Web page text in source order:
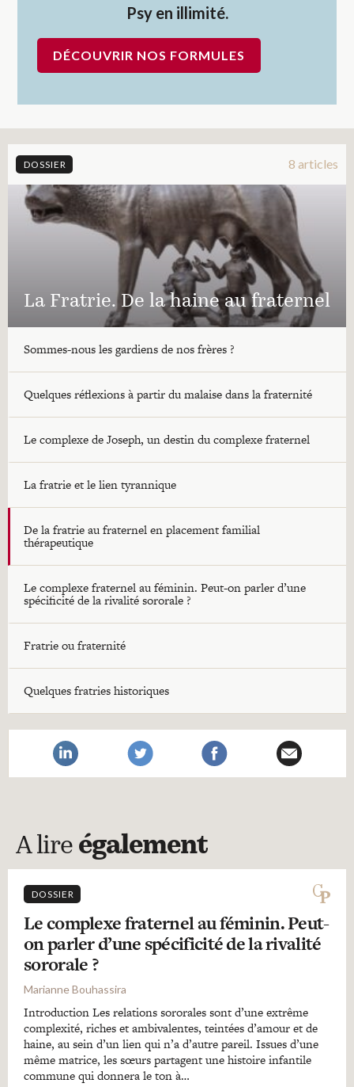
Psy en illimité.
DÉCOUVRIR NOS FORMULES
DOSSIER 8 articles
La Fratrie. De la haine au fraternel
Sommes-nous les gardiens de nos frères ?
Quelques réflexions à partir du malaise dans la fraternité
Le complexe de Joseph, un destin du complexe fraternel
La fratrie et le lien tyrannique
De la fratrie au fraternel en placement familial
thérapeutique
Le complexe fraternel au féminin. Peut-on parler d’une
spécificité de la rivalité sororale ?
Fratrie ou fraternité
Quelques fratries historiques
A lire également
DOSSIER
Le complexe fraternel au féminin. Peut-
on parler d’une spécificité de la rivalité
sororale ?
Marianne Bouhassira
Introduction Les relations sororales sont d’une extrême
complexité, riches et ambivalentes, teintées d’amour et de
haine, au sein d’un lien qui n’a d’autre pareil. Issues d’une
même matrice, les sœurs partagent une histoire infantile
commune qui donnera le ton à…